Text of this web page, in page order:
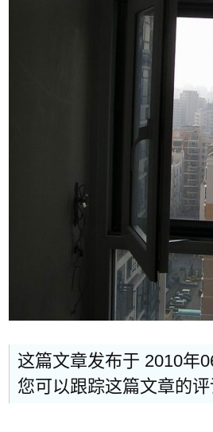
这篇文章发布于 2010年
您可以跟踪这篇文章的